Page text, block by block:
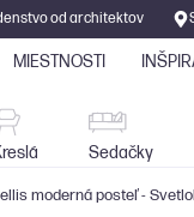
od architektov
Kreslá
MIESTNOSTI
Sedačky
moderná posteľ -